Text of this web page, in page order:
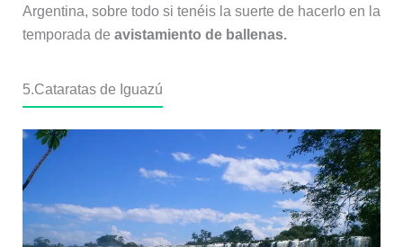
Argentina, sobre todo si tenéis la suerte de hacerlo en la
temporada de avistamiento de ballenas.
5.Cataratas de Iguazú